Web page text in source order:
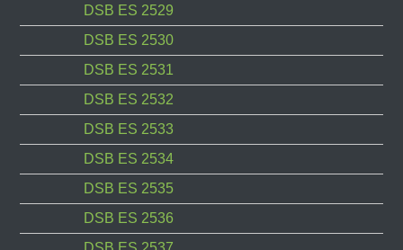
DSB ES 2529
DSB ES 2530
DSB ES 2531
DSB ES 2532
DSB ES 2533
DSB ES 2534
DSB ES 2535
DSB ES 2536